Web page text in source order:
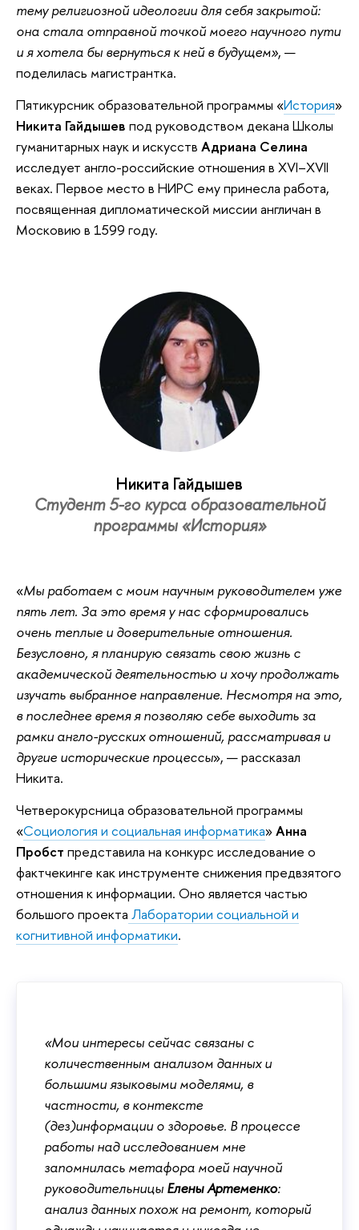
тему религиозной идеологии для себя закрытой:
она стала отправной точкой моего научного пути
и я хотела бы вернуться к ней в будущем», —
поделилась магистрантка.
Пятикурсник образовательной программы «История»
Никита Гайдышев под руководством декана Школы
гуманитарных наук и искусств Адриана Селина
исследует англо-российские отношения в XVI–XVII
веках. Первое место в НИРС ему принесла работа,
посвященная дипломатической миссии англичан в
Московию в 1599 году.
Никита Гайдышев
Студент 5-го курса образовательной
программы «История»
«Мы работаем с моим научным руководителем уже
пять лет. За это время у нас сформировались
очень теплые и доверительные отношения.
Безусловно, я планирую связать свою жизнь с
академической деятельностью и хочу продолжать
изучать выбранное направление. Несмотря на это,
в последнее время я позволяю себе выходить за
рамки англо-русских отношений, рассматривая и
другие исторические процессы», — рассказал
Никита.
Четверокурсница образовательной программы
«Социология и социальная информатика»Анна
Пробст представила на конкурс исследование о
фактчекинге как инструменте снижения предвзятого
отношения к информации. Оно является частью
большого проекта Лаборатории социальной и
когнитивной информатики.
«Мои интересы сейчас связаны с
количественным анализом данных и
большими языковыми моделями, в
частности, в контексте
(дез)информации о здоровье. В процессе
работы над исследованием мне
запомнилась метафора моей научной
руководительницы Елены Артеменко:
анализ данных похож на ремонт, который